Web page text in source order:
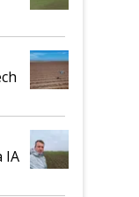
IA